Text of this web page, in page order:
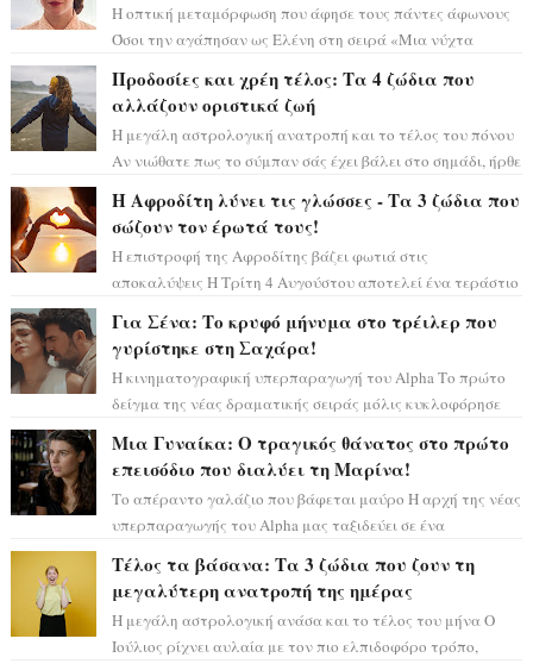
Η οπτική μεταμόρφωση που άφησε τους πάντες άφωνους
Όσοι την αγάπησαν ως Ελένη στη σειρά «Μια νύχτα
Προδοσίες και χρέη τέλος: Τα 4 ζώδια που
αλλάζουν οριστικά ζωή
Η μεγάλη αστρολογική ανατροπή και το τέλος του πόνου
Αν νιώθατε πως το σύμπαν σάς έχει βάλει στο σημάδι, ήρθε
Η Αφροδίτη λύνει τις γλώσσες - Τα 3 ζώδια που
σώζουν τον έρωτά τους!
Η επιστροφή της Αφροδίτης βάζει φωτιά στις
αποκαλύψεις Η Τρίτη 4 Αυγούστου αποτελεί ένα τεράστιο
Για Σένα: Το κρυφό μήνυμα στο τρέιλερ που
γυρίστηκε στη Σαχάρα!
Η κινηματογραφική υπερπαραγωγή του Alpha Το πρώτο
δείγμα της νέας δραματικής σειράς μόλις κυκλοφόρησε
Μια Γυναίκα: Ο τραγικός θάνατος στο πρώτο
επεισόδιο που διαλύει τη Μαρίνα!
Το απέραντο γαλάζιο που βάφεται μαύρο Η αρχή της νέας
υπερπαραγωγής του Alpha μας ταξιδεύει σε ένα
Τέλος τα βάσανα: Τα 3 ζώδια που ζουν τη
μεγαλύτερη ανατροπή της ημέρας
Η μεγάλη αστρολογική ανάσα και το τέλος του μήνα Ο
Ιούλιος ρίχνει αυλαία με τον πιο ελπιδοφόρο τρόπο,